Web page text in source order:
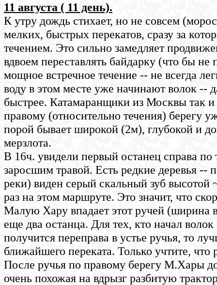
11 августа ( 11 день).
К утру дождь стихает, но не совсем
мелких, быстрых перекатов, сразу за
течением. Это сильно замедляет
вдвоем переставлять байдарку (что бы не
мощное встречное течение -- не всегда
воду в этом месте уже начинают волок --
быстрее. Катамаранщики из Москвы так
правому (относительно течения) берегу
порой бывает широкой (2м), глубокой и
мерзлота.
В 16ч. увидели первый останец справа
заросшим травой. Есть редкие деревья
реки) виден серый скальный зуб
раз на этом маршруте. Это значит, что
Малую Хару впадает этот ручей (ширина
еще два останца. Для тех, кто начал
получится переправа в устье ручья, то
ближайшего переката. Только учтите,
После ручья по правому берегу М.Хары
очень похожая на вдрызг разбитую